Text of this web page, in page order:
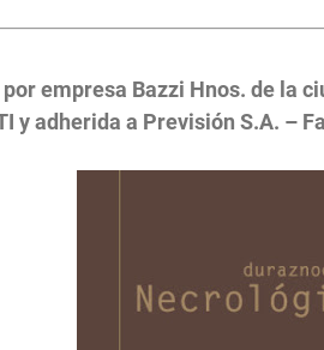
empresa Bazzi Hnos. de la
y adherida a Previsión S.A. –